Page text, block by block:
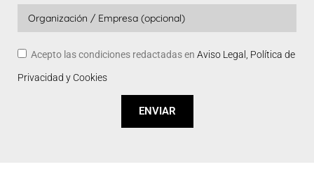
Acepto las condiciones redactadas en Aviso Legal, Política de
Privacidad y Cookies
ENVIAR